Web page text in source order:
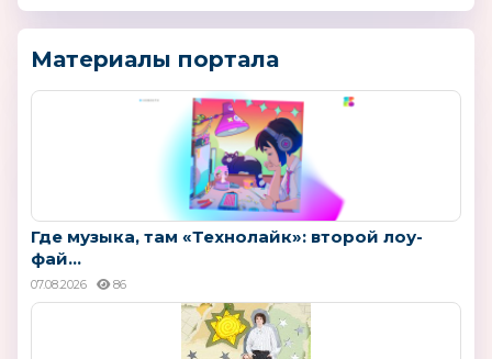
Материалы портала
Где музыка, там «Технолайк»: второй лоу-
фай...
07.08.2026 86